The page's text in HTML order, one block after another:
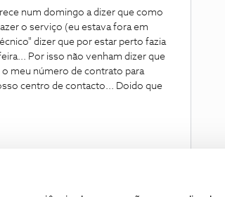
num domingo a dizer que como
o serviço (eu estava fora em
dizer que por estar perto fazia
Por isso não venham dizer que
meu número de contrato para
centro de contacto... Doido que